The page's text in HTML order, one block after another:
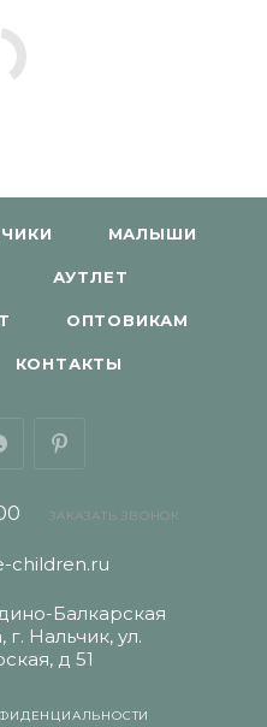
МАЛЫШИ
АУТЛЕТ
ОПТОВИКАМ
КОНТАКТЫ
ЗАКАЗАТЬ ЗВОНОК
children.ru
Балкарская
г. Нальчик, ул.
д 51